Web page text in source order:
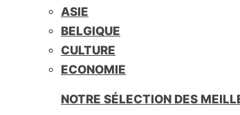
ASIE
BELGIQUE
CULTURE
ECONOMIE
NOTRE SÉLECTION DES